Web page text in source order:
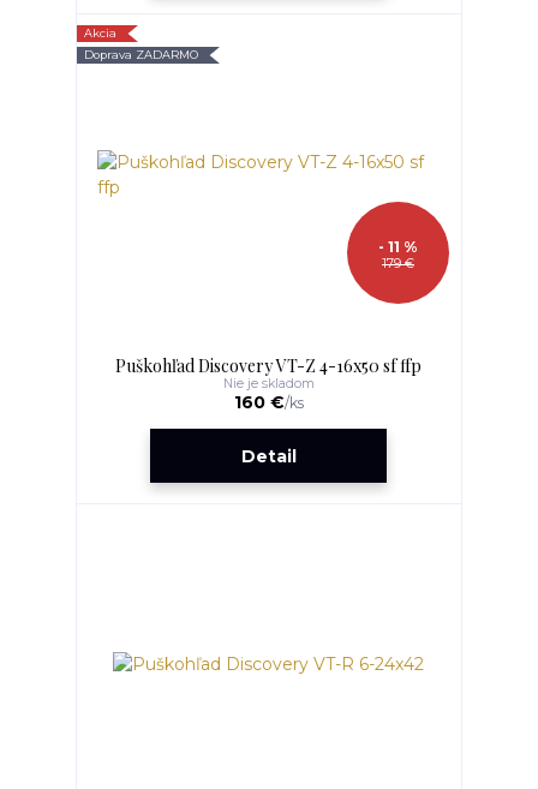
Akcia
Doprava ZADARMO
179 €
- 11 %
Puškohľad Discovery VT-Z 4-16x50 sf ffp
160 €/ks
Nie je skladom
Detail